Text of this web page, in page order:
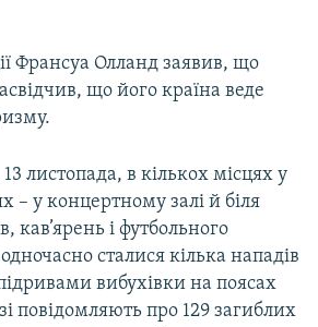
Франсуа Олланд заявив, що
що його країна веде
листопада, в кількох місцях у
– у концертному залі й біля
кав’ярень і футбольного
сталися кілька нападів
вибухівки на поясах
повідомляють про 129 загиблих